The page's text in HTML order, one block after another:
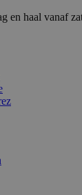
en haal vanaf